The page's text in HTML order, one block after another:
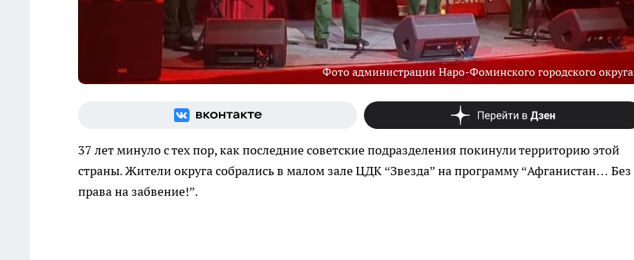
Фото администрации Наро-Фоминского городского округа
37 лет минуло с тех пор, как последние советские подразделения покинули территорию этой
страны. Жители округа собрались в малом зале ЦДК “Звезда” на программу “Афганистан… Без
права на забвение!”.